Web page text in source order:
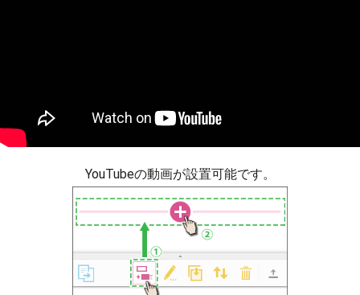
YouTubeの動画が設置可能です。